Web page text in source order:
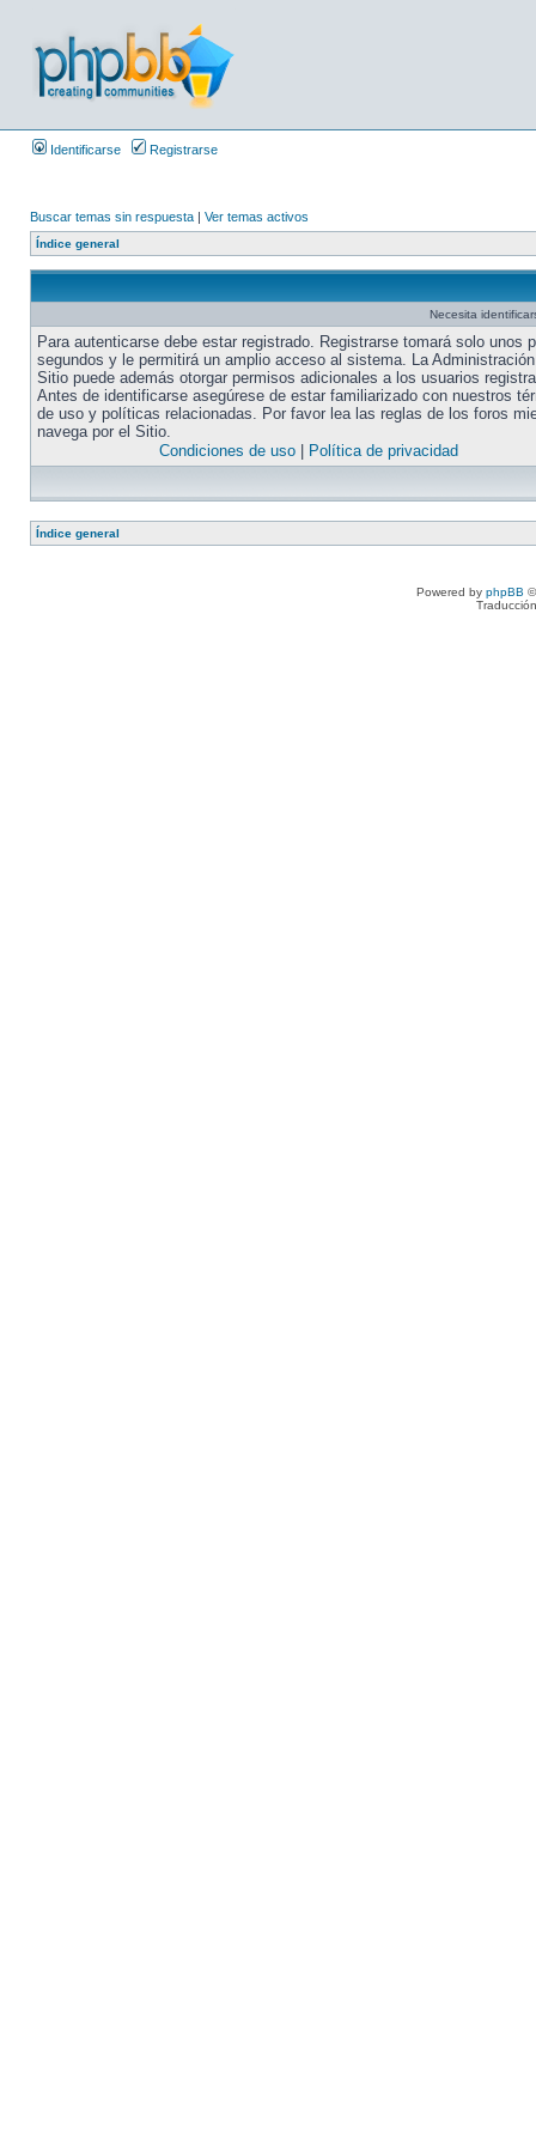
Identificarse Registrarse
Buscar temas sin respuesta | Ver temas activos
Índice general
Necesita
Para autenticarse debe estar registrado. Registrarse tomará solo unos
segundos y le permitirá un amplio acceso al sistema. La
Sitio puede además otorgar permisos adicionales a los usuarios
Antes de identificarse asegúrese de estar familiarizado con nuestros
de uso y políticas relacionadas. Por favor lea las reglas de los foros
navega por el Sitio.
Condiciones de uso| Política de privacidad
Índice general
Powered by phpBB